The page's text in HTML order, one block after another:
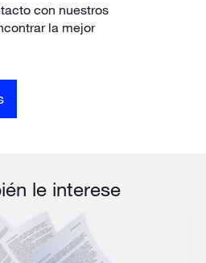
con nuestros
la mejor
le interese